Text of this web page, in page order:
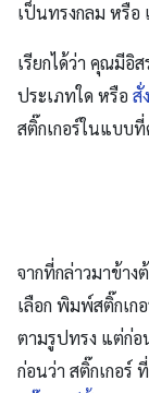
เป็นทรงกลม หรือ
เรียกได้ว่า คุณมีอิ
ประเภทใด หรือ สั่
สติ๊กเกอร์ในแบบ
จากที่กล่าวมาข้าง
เลือก พิมพ์สติ๊กเก
ตามรูปทรง แต่ก่อ
ก่อนว่า สติ๊กเกอร์